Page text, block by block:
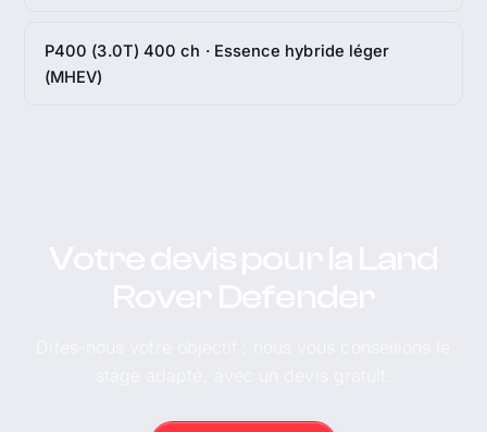
P400 (3.0T) 400 ch · Essence hybride léger
(MHEV)